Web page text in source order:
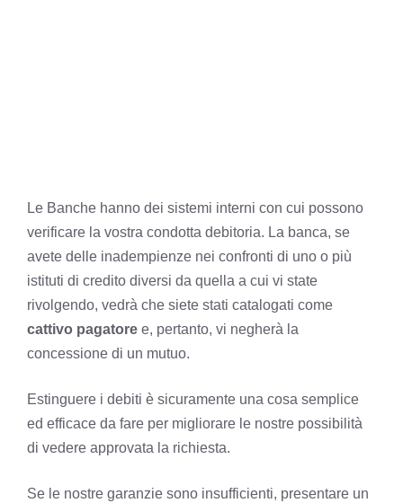
Le Banche hanno dei sistemi interni con cui possono
verificare la vostra condotta debitoria. La banca, se
avete delle inadempienze nei confronti di uno o più
istituti di credito diversi da quella a cui vi state
rivolgendo, vedrà che siete stati catalogati come
cattivo pagatore e, pertanto, vi negherà la
concessione di un mutuo.
Estinguere i debiti è sicuramente una cosa semplice
ed efficace da fare per migliorare le nostre possibilità
di vedere approvata la richiesta.
Se le nostre garanzie sono insufficienti, presentare un